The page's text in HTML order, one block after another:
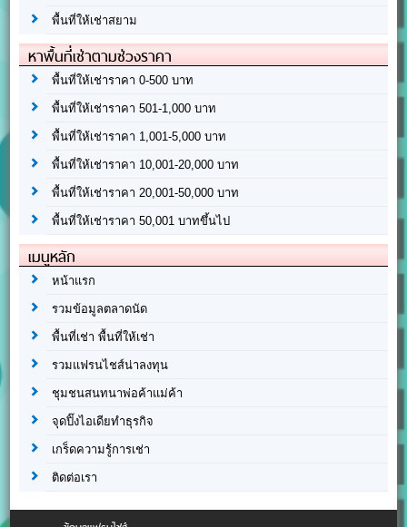
พื้นที่ให้เช่าสยาม
หาพื้นที่เช่าตามช่วงราคา
พื้นที่ให้เช่าราคา 0-500 บาท
พื้นที่ให้เช่าราคา 501-1,000 บาท
พื้นที่ให้เช่าราคา 1,001-5,000 บาท
พื้นที่ให้เช่าราคา 10,001-20,000 บาท
พื้นที่ให้เช่าราคา 20,001-50,000 บาท
พื้นที่ให้เช่าราคา 50,001 บาทขึ้นไป
เมนูหลัก
หน้าแรก
รวมข้อมูลตลาดนัด
พื้นที่เช่า พื้นที่ให้เช่า
รวมแฟรนไชส์น่าลงทุน
ชุมชนสนทนาพ่อค้าแม่ค้า
จุดปิ๊งไอเดียทำธุรกิจ
เกร็ดความรู้การเช่า
ติดต่อเรา